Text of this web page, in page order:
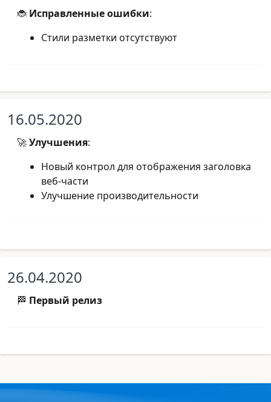
🐞 Исправленные ошибки:
Стили разметки отсутствуют
16.05.2020
🚀Улучшения:
Новый контрол для отображения заголовка
веб-части
Улучшение производительности
26.04.2020
🏁 Первый релиз